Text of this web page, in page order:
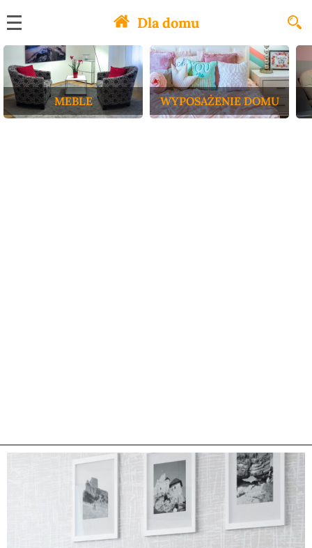
Dla domu
MEBLE WYPOSAŻENIE DOMU